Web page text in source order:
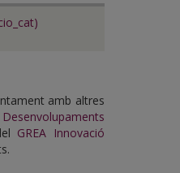
amb altres
Desenvolupaments
GREA Innovació